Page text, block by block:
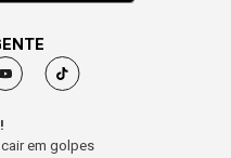
em golpes